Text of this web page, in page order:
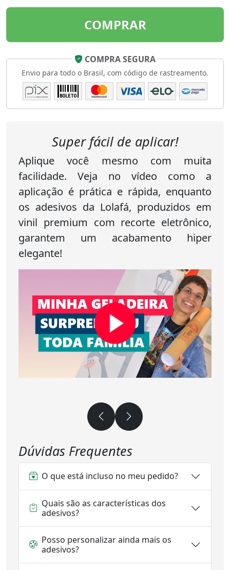
COMPRAR
COMPRA SEGURA
Envio para todo o Brasil, com código de rastreamento.
Super fácil de aplicar!
Aplique você mesmo com muita
facilidade. Veja no vídeo como a
aplicação é prática e rápida, enquanto
os adesivos da Lolafá, produzidos em
vinil premium com recorte eletrônico,
garantem um acabamento hiper
elegante!
Dúvidas Frequentes
O que está incluso no meu pedido?
Quais são as características dos
adesivos?
Posso personalizar ainda mais os
adesivos?